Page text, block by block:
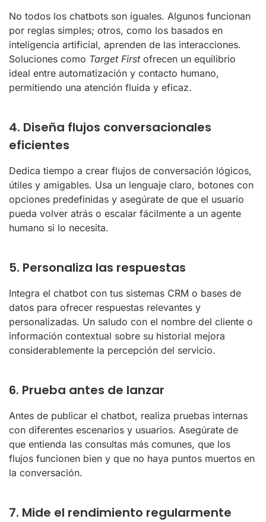
No todos los chatbots son iguales. Algunos funcionan
por reglas simples; otros, como los basados en
inteligencia artificial, aprenden de las interacciones.
Soluciones como Target Firstofrecen un equilibrio
ideal entre automatización y contacto humano,
permitiendo una atención fluida y eficaz.
4. Diseña flujos conversacionales
eficientes
Dedica tiempo a crear flujos de conversación lógicos,
útiles y amigables. Usa un lenguaje claro, botones con
opciones predefinidas y asegúrate de que el usuario
pueda volver atrás o escalar fácilmente a un agente
humano si lo necesita.
5. Personaliza las respuestas
Integra el chatbot con tus sistemas CRM o bases de
datos para ofrecer respuestas relevantes y
personalizadas. Un saludo con el nombre del cliente o
información contextual sobre su historial mejora
considerablemente la percepción del servicio.
6. Prueba antes de lanzar
Antes de publicar el chatbot, realiza pruebas internas
con diferentes escenarios y usuarios. Asegúrate de
que entienda las consultas más comunes, que los
flujos funcionen bien y que no haya puntos muertos en
la conversación.
7. Mide el rendimiento regularmente